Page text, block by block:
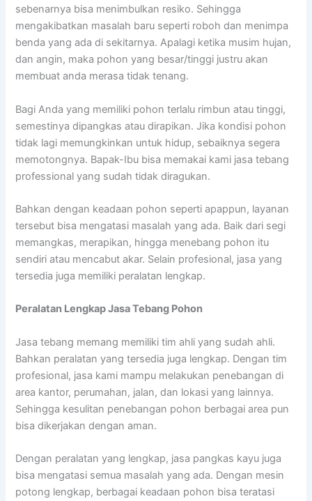
sebenarnya bisa menimbulkan resiko. Sehingga
mengakibatkan masalah baru seperti roboh dan menimpa
benda yang ada di sekitarnya. Apalagi ketika musim hujan,
dan angin, maka pohon yang besar/tinggi justru akan
membuat anda merasa tidak tenang.
Bagi Anda yang memiliki pohon terlalu rimbun atau tinggi,
semestinya dipangkas atau dirapikan. Jika kondisi pohon
tidak lagi memungkinkan untuk hidup, sebaiknya segera
memotongnya. Bapak-Ibu bisa memakai kami jasa tebang
professional yang sudah tidak diragukan.
Bahkan dengan keadaan pohon seperti apappun, layanan
tersebut bisa mengatasi masalah yang ada. Baik dari segi
memangkas, merapikan, hingga menebang pohon itu
sendiri atau mencabut akar. Selain profesional, jasa yang
tersedia juga memiliki peralatan lengkap.
Peralatan Lengkap Jasa Tebang Pohon
Jasa tebang memang memiliki tim ahli yang sudah ahli.
Bahkan peralatan yang tersedia juga lengkap. Dengan tim
profesional, jasa kami mampu melakukan penebangan di
area kantor, perumahan, jalan, dan lokasi yang lainnya.
Sehingga kesulitan penebangan pohon berbagai area pun
bisa dikerjakan dengan aman.
Dengan peralatan yang lengkap, jasa pangkas kayu juga
bisa mengatasi semua masalah yang ada. Dengan mesin
potong lengkap, berbagai keadaan pohon bisa teratasi